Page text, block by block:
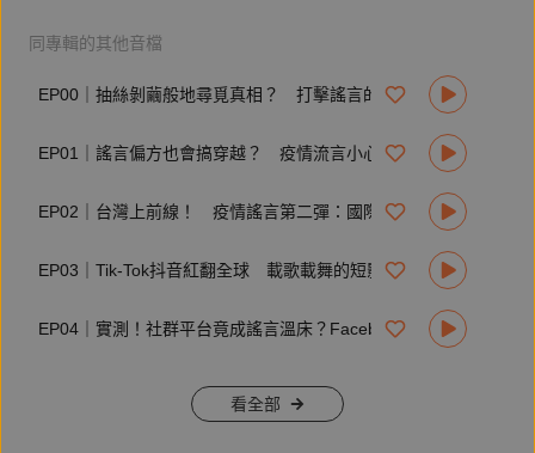
用Apple 訂閱：https://apple.co/2M5rF0y
若為Android系統使用者，可下載Google Podcasts或其他聆聽
同專輯的其他音檔
EP00｜抽絲剝繭般地尋覓真相？ 打擊謠言的台灣事實查核中心來了！
EP01｜謠言偏方也會搞穿越？ 疫情流言小心事有蹊蹺！
EP02｜台灣上前線！ 疫情謠言第二彈：國際如何手牽手對抗全球化下的假訊息
EP03｜Tik-Tok抖音紅翻全球 載歌載舞的短影片其實危機四伏 ？
EP04｜實測！社群平台竟成謠言溫床？Facebook、Google、Twitter如何抵禦假消息
看全部